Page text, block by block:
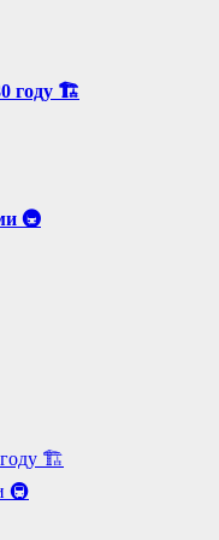
году 🏗️
🚇
году 🏗️
🚇